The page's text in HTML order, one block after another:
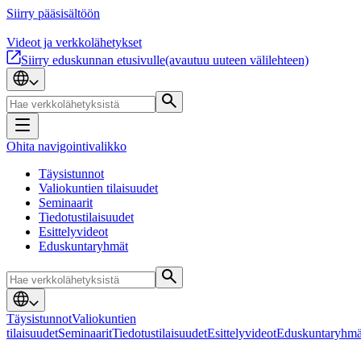
Siirry pääsisältöön
Videot ja verkkolähetykset
Siirry eduskunnan etusivulle(avautuu uuteen välilehteen)
Ohita navigointivalikko
Täysistunnot
Valiokuntien tilaisuudet
Seminaarit
Tiedotustilaisuudet
Esittelyvideot
Eduskuntaryhmät
TäysistunnotValiokuntien
tilaisuudetSeminaaritTiedotustilaisuudetEsittelyvideot